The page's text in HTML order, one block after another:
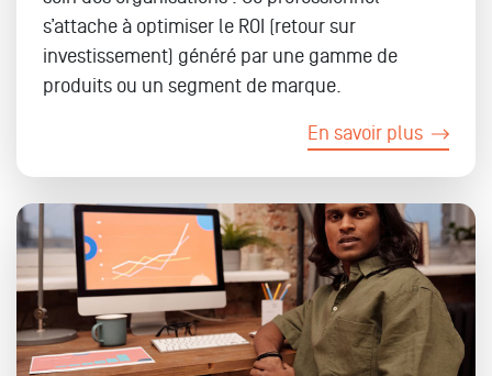
s’attache à optimiser le ROI (retour sur
investissement) généré par une gamme de
produits ou un segment de marque.
En savoir plus